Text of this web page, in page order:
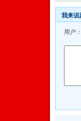
我来说
用户：